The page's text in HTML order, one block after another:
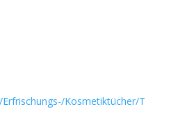
Kosmetiktücher/T